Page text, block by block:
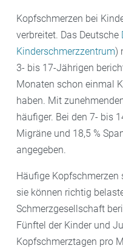
Kopfschmerzen bei
verbreitet. Das Deutsche
Kinderschmerzzentrum)
3- bis 17-Jährigen
Monaten schon einmal
haben. Mit
häufiger. Bei den 7- bis
Migräne und 18,5 %
angegeben.
Häufige Kopfschmerzen
sie können richtig
Schmerzgesellschaft
Fünftel der Kinder und
Kopfschmerztagen pro